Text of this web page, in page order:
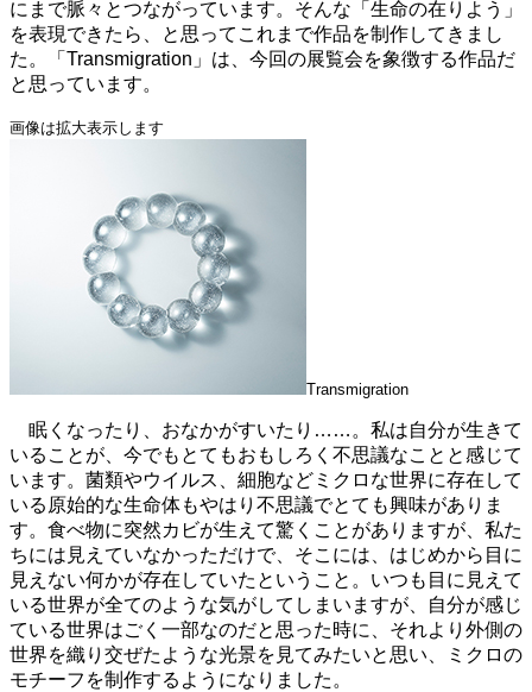
にまで脈々とつながっています。そんな「生命の在りよう」
を表現できたら、と思ってこれまで作品を制作してきまし
た。「Transmigration」は、今回の展覧会を象徴する作品だ
と思っています。
画像は拡大表示します
Transmigration
眠くなったり、おなかがすいたり……。私は自分が生きて
いることが、今でもとてもおもしろく不思議なことと感じて
います。菌類やウイルス、細胞などミクロな世界に存在して
いる原始的な生命体もやはり不思議でとても興味がありま
す。食べ物に突然カビが生えて驚くことがありますが、私た
ちには見えていなかっただけで、そこには、はじめから目に
見えない何かが存在していたということ。いつも目に見えて
いる世界が全てのような気がしてしまいますが、自分が感じ
ている世界はごく一部なのだと思った時に、それより外側の
世界を織り交ぜたような光景を見てみたいと思い、ミクロの
モチーフを制作するようになりました。